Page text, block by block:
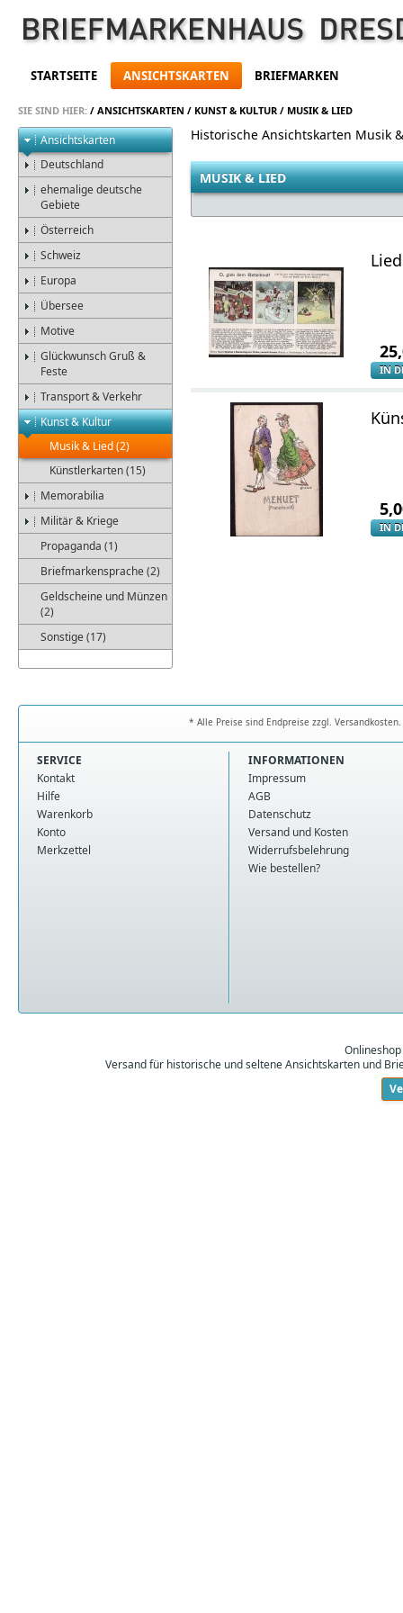
STARTSEITE ANSICHTSKARTEN BRIEFMARKEN
SIE SIND HIER: / ANSICHTSKARTEN / KUNST & KULTUR / MUSIK & LIED
Ansichtskarten
Deutschland
ehemalige deutsche
Gebiete
Österreich
Schweiz
Europa
Übersee
Motive
Glückwunsch Gruß &
Feste
Transport & Verkehr
Kunst & Kultur
Musik & Lied (2)
Künstlerkarten (15)
Memorabilia
Militär & Kriege
Propaganda (1)
Briefmarkensprache (2)
Geldscheine und Münzen
(2)
Sonstige (17)
Historische Ansichtskarten Musik
MUSIK & LIED
IN
IN
* Alle Preise sind Endpreise zzgl.
SERVICE
Kontakt
Hilfe
Warenkorb
Konto
Merkzettel
INFORMATIONEN
Impressum
AGB
Datenschutz
Versand und Kosten
Widerrufsbelehrung
Wie bestellen?
Versand für historische und seltene Ansichtskarten und